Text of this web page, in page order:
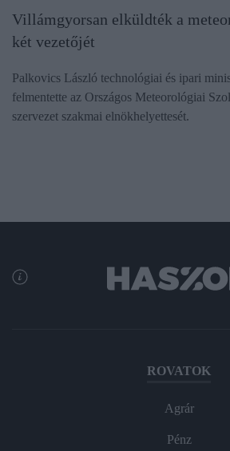
Villámgyorsan elküldték a
két vezetőjét
Palkovics László technológiai és ipari
felmentette az Országos Meteorológiai
szervezet szakmai elnökhelyettesét.
ROVATOK
Agrár
Pénz